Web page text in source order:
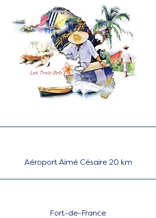
Aéroport Aimé Césaire 20 km
Fort-de-France